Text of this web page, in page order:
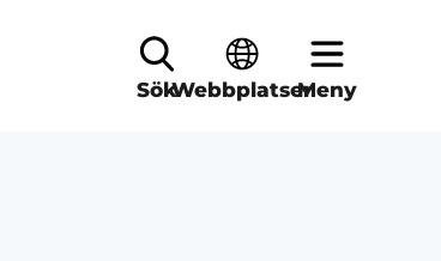
SökWebbplatserMeny